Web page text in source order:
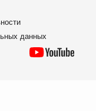
данных